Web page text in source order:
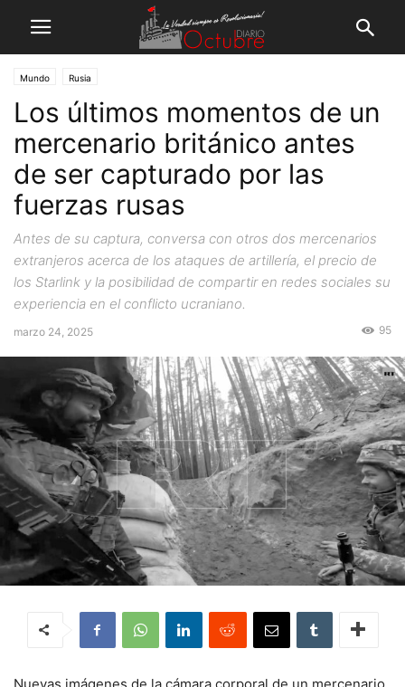
Mundo Rusia
Los últimos momentos de un
mercenario británico antes
de ser capturado por las
fuerzas rusas
Antes de su captura, conversa con otros dos mercenarios
extranjeros acerca de los ataques de artillería, el precio de
los Starlink y la posibilidad de compartir en redes sociales su
experiencia en el conflicto ucraniano.
marzo 24, 2025 95
Nuevas imágenes de la cámara corporal de un mercenario